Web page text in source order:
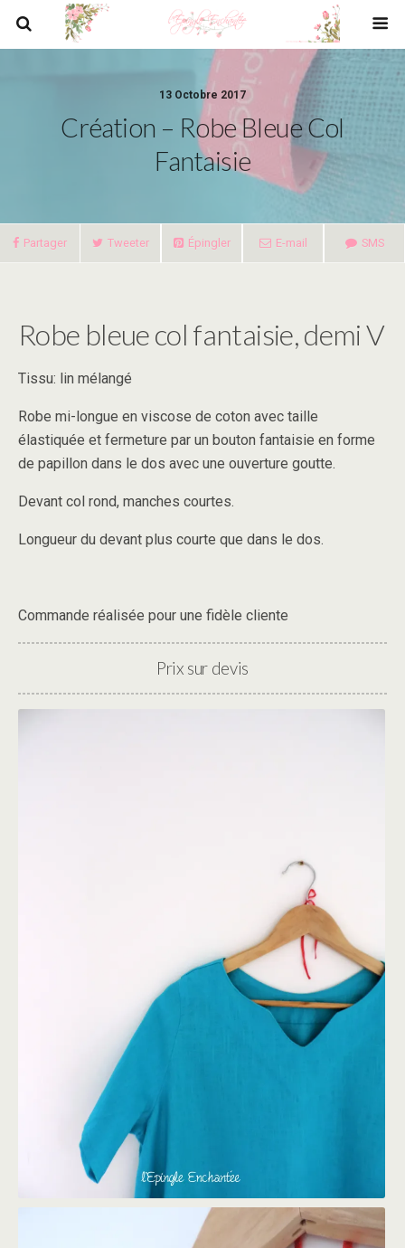
13 Octobre 2017
Création – Robe Bleue Col
Fantaisie
Partager Tweeter Épingler E-mail SMS
Robe bleue col fantaisie, demi V
Tissu: lin mélangé
Robe mi-longue en viscose de coton avec taille
élastiquée et fermeture par un bouton fantaisie en forme
de papillon dans le dos avec une ouverture goutte.
Devant col rond, manches courtes.
Longueur du devant plus courte que dans le dos.
Commande réalisée pour une fidèle cliente
Prix sur devis